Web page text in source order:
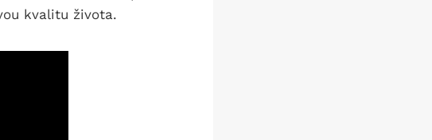
kvalitu života.